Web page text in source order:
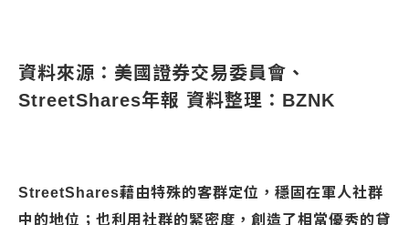
資料來源：美國證券交易委員會、
StreetShares年報 資料整理：BZNK
StreetShares藉由特殊的客群定位，穩固在軍人社群
中的地位；也利用社群的緊密度，創造了相當優秀的貸